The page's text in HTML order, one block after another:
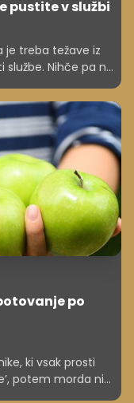
pustite v službi
je treba težave iz
službe. Nihče pa ne
ki se ne bi vsaj kdaj
ki izvirajo iz
Če se to dogaja
na počutje,
Pomembno
obe plati
po
ki vsak prosti
potem morda ni